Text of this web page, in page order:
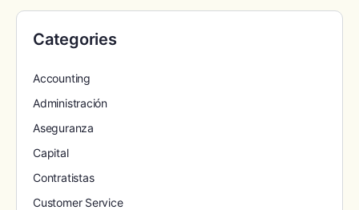
Categories
Accounting
Administración
Aseguranza
Capital
Contratistas
Customer Service